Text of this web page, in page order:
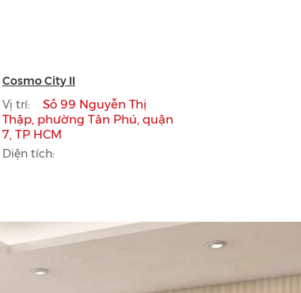
Cosmo City II
Vị trí: Số 99 Nguyễn Thị
Thập, phường Tân Phú, quận
7, TP HCM
Diện tích: